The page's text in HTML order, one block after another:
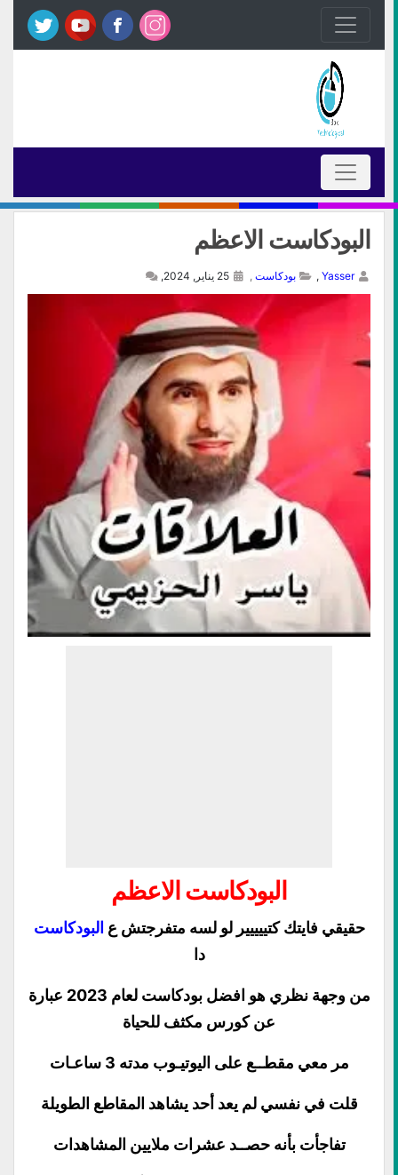
البودكاست الاعظم
Yasser
, بودكاست ,
البودكاست الاعظم
حقيقي فايتك كتييييير لو لسه متفرجتش ع البودكاست
دا
من وجهة نظري هو افضل بودكاست لعام 2023 عبارة
عن كورس مكثف للحياة
مر معي مقطــع على اليوتيـوب مدته 3 ساعـات
قلت في نفسي لم يعد أحد يشاهد المقاطع الطويلة
تفاجأت بأنه حصــد عشرات ملايين المشاهدات